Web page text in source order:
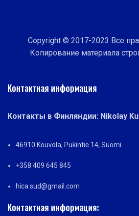
Copyright © 2017-2023 Все
Копирование материала
Контактная информация
Контакты в Финляндии: Nikolay
46910 Kouvola, Pukintie 14, Suomi
+358 409 645 845
hica.sud@gmail.com
Контактная информация: